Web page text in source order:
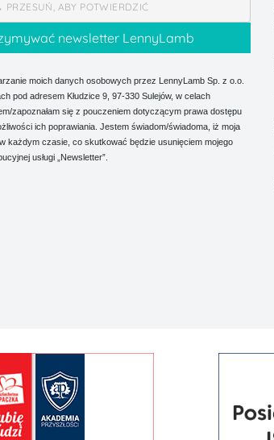
PRZESUŃ, ABY POTWIERDZIĆ
moich danych osobowych przez LennyLamb Sp. z o.o.
pod adresem Kłudzice 9, 97-330 Sulejów, w celach
zapoznałam się z pouczeniem dotyczącym prawa dostępu
ich poprawiania. Jestem świadom/świadoma, iż moja
każdym czasie, co skutkować będzie usunięciem mojego
usługi „Newsletter”.